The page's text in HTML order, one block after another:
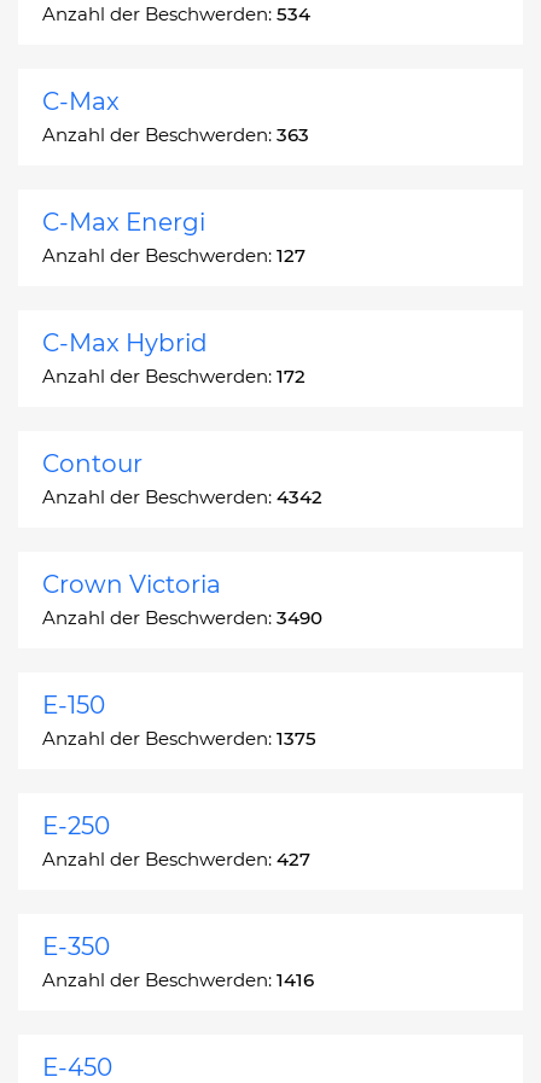
Anzahl der Beschwerden: 534
C-Max
Anzahl der Beschwerden: 363
C-Max Energi
Anzahl der Beschwerden: 127
C-Max Hybrid
Anzahl der Beschwerden: 172
Contour
Anzahl der Beschwerden: 4342
Crown Victoria
Anzahl der Beschwerden: 3490
E-150
Anzahl der Beschwerden: 1375
E-250
Anzahl der Beschwerden: 427
E-350
Anzahl der Beschwerden: 1416
E-450